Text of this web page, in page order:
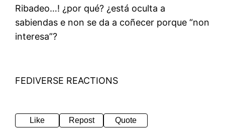
Ribadeo…! ¿por qué? ¿está oculta a
sabiendas e non se da a coñecer porque “non
interesa”?
FEDIVERSE REACTIONS
Like Repost Quote